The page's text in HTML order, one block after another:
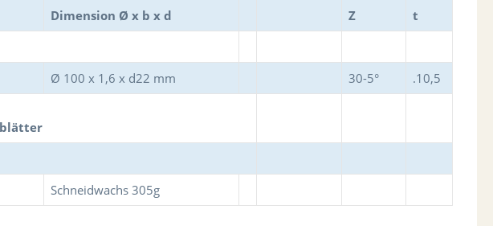
Dimension Ø x b x d Z t
Ø 100 x 1,6 x d22 mm 30-5° .10,5
Schneidwachs 305g